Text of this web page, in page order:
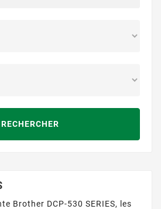
RECHERCHER
Brother DCP-530 SERIES, les